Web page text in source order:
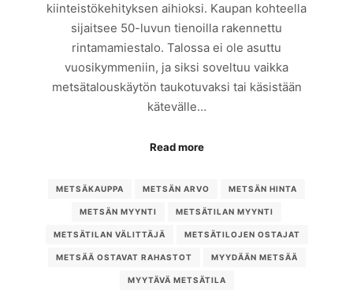
kiinteistökehityksen aihioksi. Kaupan kohteella
sijaitsee 50-luvun tienoilla rakennettu
rintamamiestalo. Talossa ei ole asuttu
vuosikymmeniin, ja siksi soveltuu vaikka
metsätalouskäytön taukotuvaksi tai käsistään
kätevälle…
Read more
METSÄKAUPPA METSÄN ARVO METSÄN HINTA
METSÄN MYYNTI METSÄTILAN MYYNTI
METSÄTILAN VÄLITTÄJÄ METSÄTILOJEN OSTAJAT
METSÄÄ OSTAVAT RAHASTOT MYYDÄÄN METSÄÄ
MYYTÄVÄ METSÄTILA